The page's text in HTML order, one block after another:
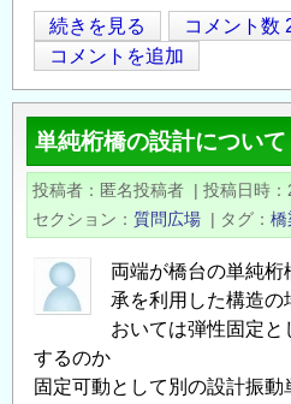
て
の
橋
台
翼
壁
勾
配
決
め
方
つ
い
続きを見る
コメント数
コメントを追加
単純桁橋の設計について
投稿者 匿名投稿者 | 投稿日時
セクション
質問広場 | タグ 橋
両端が橋台の単純
承を利用した構造の
おいては弾性固定と
するのか
固定可動として別の設計振